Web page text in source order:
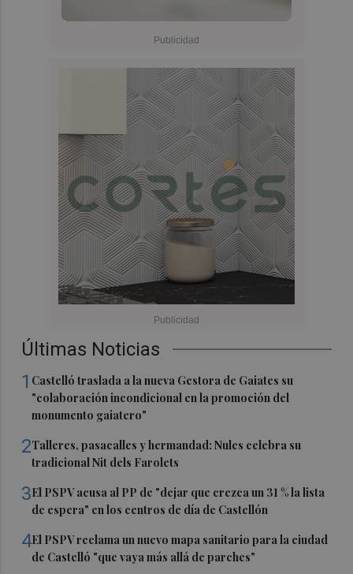
Últimas Noticias
1 Castelló traslada a la nueva Gestora de Gaiates su
"colaboración incondicional en la promoción del
monumento gaiatero"
2Talleres, pasacalles y hermandad: Nules celebra su
tradicional Nit dels Farolets
3El PSPV acusa al PP de "dejar que crezca un 31 % la lista
de espera" en los centros de día de Castellón
4El PSPV reclama un nuevo mapa sanitario para la ciudad
de Castelló "que vaya más allá de parches"